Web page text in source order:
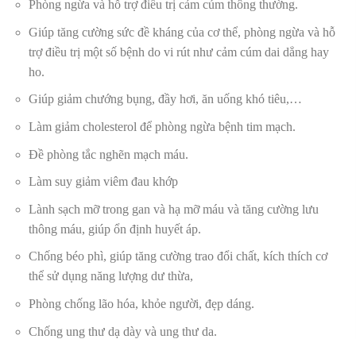
Phòng ngừa và hỗ trợ điều trị cảm cúm thông thường.
Giúp tăng cường sức đề kháng của cơ thể, phòng ngừa và hỗ
trợ điều trị một số bệnh do vi rút như cảm cúm dai dẳng hay
ho.
Giúp giảm chướng bụng, đầy hơi, ăn uống khó tiêu,…
Làm giảm cholesterol để phòng ngừa bệnh tim mạch.
Đề phòng tắc nghẽn mạch máu.
Làm suy giảm viêm đau khớp
Lành sạch mỡ trong gan và hạ mỡ máu và tăng cường lưu
thông máu, giúp ổn định huyết áp.
Chống béo phì, giúp tăng cường trao đổi chất, kích thích cơ
thể sử dụng năng lượng dư thừa,
Phòng chống lão hóa, khỏe người, đẹp dáng.
Chống ung thư dạ dày và ung thư da.